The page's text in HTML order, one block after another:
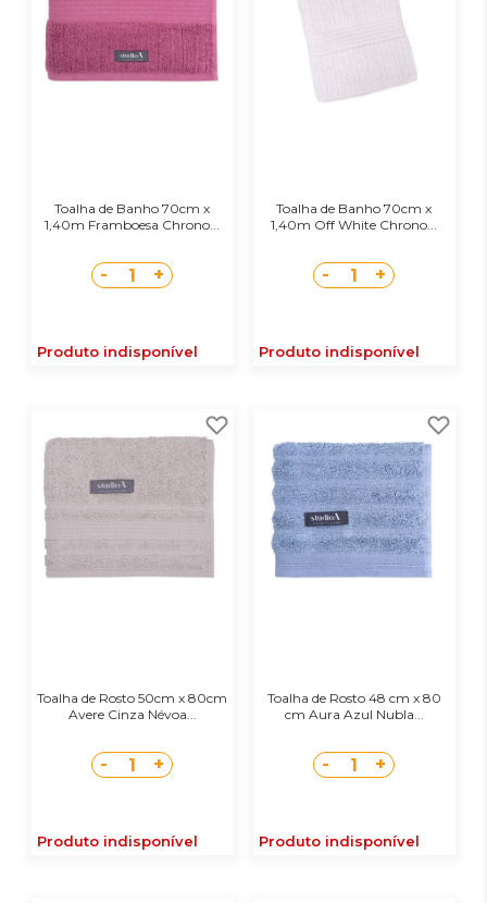
Toalha de Banho 70cm x
1,40m Framboesa Chrono...
- 1 +
Produto indisponível
Toalha de Banho 70cm x
1,40m Off White Chrono...
- 1 +
Produto indisponível
Toalha de Rosto 50cm x 80cm
Avere Cinza Névoa...
- 1 +
Produto indisponível
Toalha de Rosto 48 cm x 80
cm Aura Azul Nubla...
- 1 +
Produto indisponível